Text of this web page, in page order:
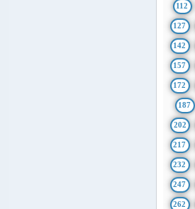
112
127
142
157
172
187
202
217
232
247
262